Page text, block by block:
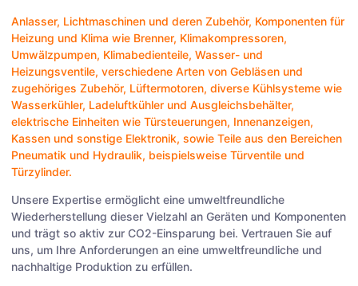
Anlasser, Lichtmaschinen und deren Zubehör, Komponenten für
Heizung und Klima wie Brenner, Klimakompressoren,
Umwälzpumpen, Klimabedienteile, Wasser- und
Heizungsventile, verschiedene Arten von Gebläsen und
zugehöriges Zubehör, Lüftermotoren, diverse Kühlsysteme wie
Wasserkühler, Ladeluftkühler und Ausgleichsbehälter,
elektrische Einheiten wie Türsteuerungen, Innenanzeigen,
Kassen und sonstige Elektronik, sowie Teile aus den Bereichen
Pneumatik und Hydraulik, beispielsweise Türventile und
Türzylinder.
Unsere Expertise ermöglicht eine umweltfreundliche
Wiederherstellung dieser Vielzahl an Geräten und Komponenten
und trägt so aktiv zur CO2-Einsparung bei. Vertrauen Sie auf
uns, um Ihre Anforderungen an eine umweltfreundliche und
nachhaltige Produktion zu erfüllen.